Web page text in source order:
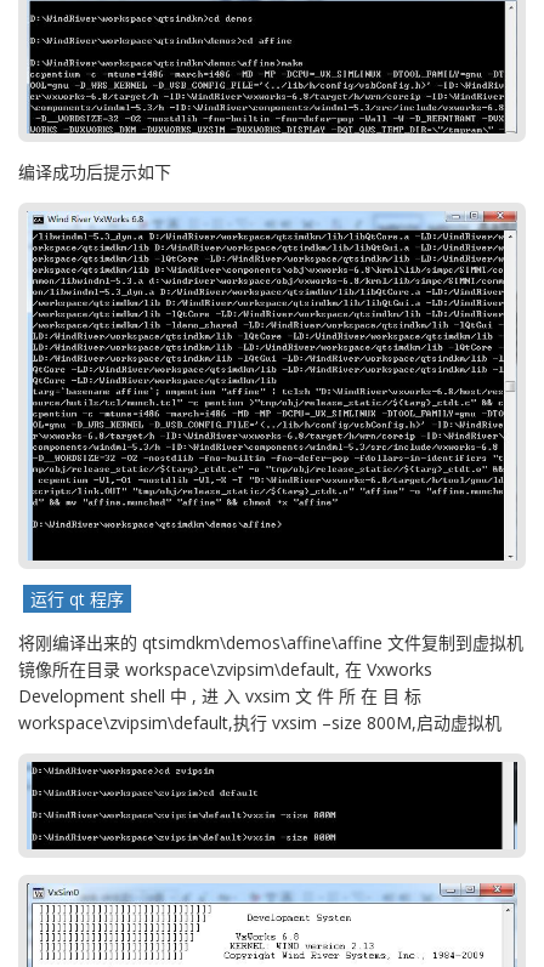
编译成功后提示如下
运行 qt 程序
将刚编译出来的 qtsimdkm\demos\affine\affine 文件复制到虚拟机
镜像所在目录 workspace\zvipsim\default, 在 Vxworks
Development shell 中 , 进 入 vxsim 文 件 所 在 目 标
workspace\zvipsim\default,执行 vxsim –size 800M,启动虚拟机